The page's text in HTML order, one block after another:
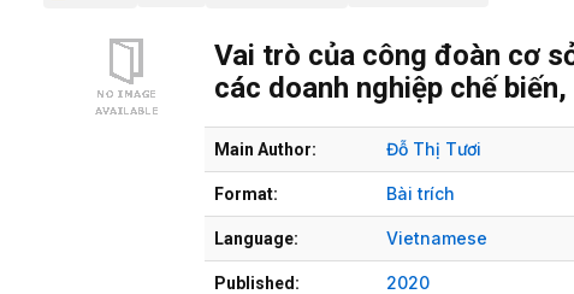
Vai trò của công đoàn cơ
các doanh nghiệp chế
Main Author: Đỗ Thị Tươi
Format: Bài trích
Language: Vietnamese
Published: 2020